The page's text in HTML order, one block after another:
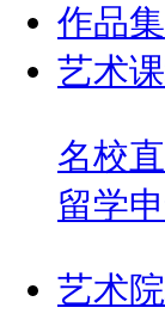
作品集
艺术
名校
留学
艺术